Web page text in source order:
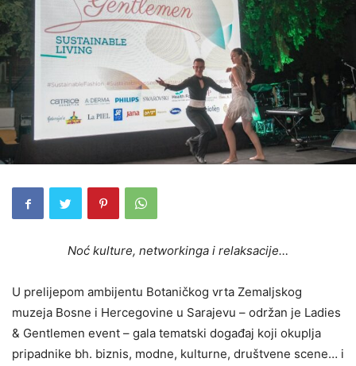
Noć kulture, networkinga i relaksacije…
U prelijepom ambijentu Botaničkog vrta Zemaljskog
muzeja Bosne i Hercegovine u Sarajevu – održan je Ladies
& Gentlemen event – gala tematski događaj koji okuplja
pripadnike bh. biznis, modne, kulturne, društvene scene… i